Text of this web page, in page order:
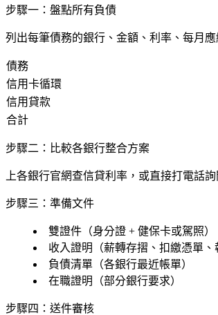
步驟一：盤點所有負債
列出每筆債務的銀行、金額、利率、每月應
債務
信用卡循環
信用貸款
合計
步驟二：比較各銀行整合方案
上各銀行官網查信貸利率，或直接打電話
步驟三：準備文件
雙證件（身分證 + 健保卡或駕照）
收入證明（薪轉存摺、扣繳憑單、
負債清單（各銀行最近帳單）
在職證明（部分銀行要求）
步驟四：送件審核